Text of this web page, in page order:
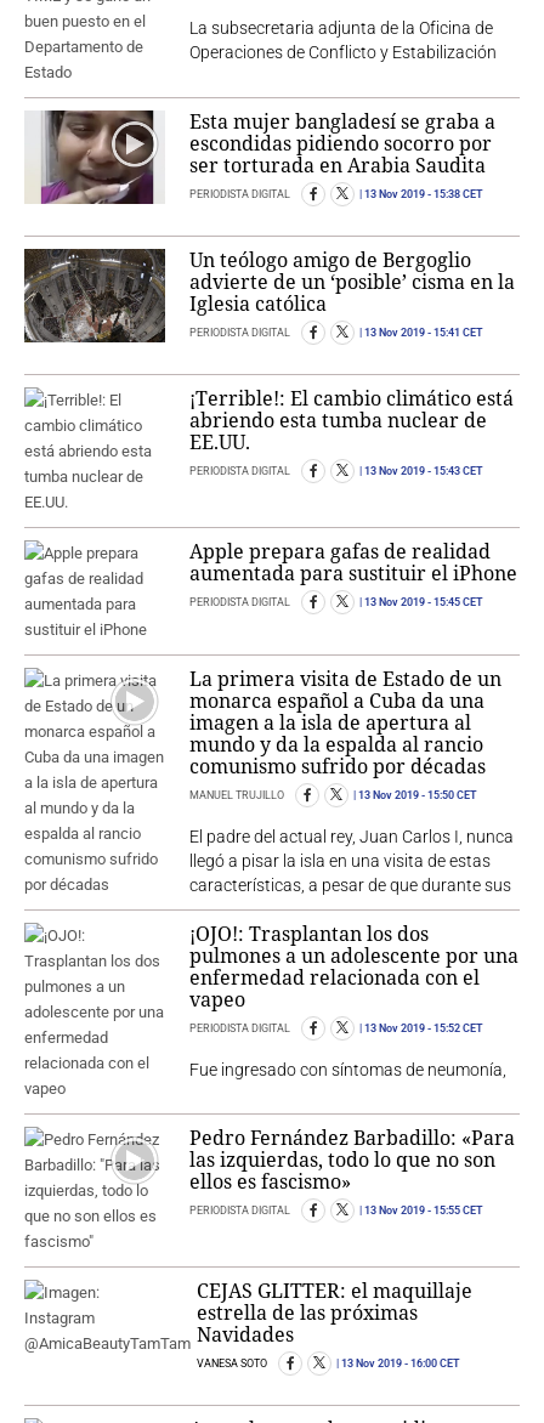
La subsecretaria adjunta de la Oficina de
Operaciones de Conflicto y Estabilización
Esta mujer bangladesí se graba a
escondidas pidiendo socorro por
ser torturada en Arabia Saudita
PERIODISTA DIGITAL 13 Nov 2019 - 15:38 CET
Un teólogo amigo de Bergoglio
advierte de un ‘posible’ cisma en la
Iglesia católica
PERIODISTA DIGITAL 13 Nov 2019 - 15:41 CET
¡Terrible!: El cambio climático está
abriendo esta tumba nuclear de
EE.UU.
PERIODISTA DIGITAL 13 Nov 2019 - 15:43 CET
Apple prepara gafas de realidad
aumentada para sustituir el iPhone
PERIODISTA DIGITAL 13 Nov 2019 - 15:45 CET
La primera visita de Estado de un
monarca español a Cuba da una
imagen a la isla de apertura al
mundo y da la espalda al rancio
comunismo sufrido por décadas
MANUEL TRUJILLO 13 Nov 2019 - 15:50 CET
El padre del actual rey, Juan Carlos I, nunca
llegó a pisar la isla en una visita de estas
características, a pesar de que durante sus
¡OJO!: Trasplantan los dos
pulmones a un adolescente por una
enfermedad relacionada con el
vapeo
PERIODISTA DIGITAL 13 Nov 2019 - 15:52 CET
Fue ingresado con síntomas de neumonía,
Pedro Fernández Barbadillo: «Para
las izquierdas, todo lo que no son
ellos es fascismo»
PERIODISTA DIGITAL 13 Nov 2019 - 15:55 CET
CEJAS GLITTER: el maquillaje
estrella de las próximas
Navidades
VANESA SOTO 13 Nov 2019 - 16:00 CET